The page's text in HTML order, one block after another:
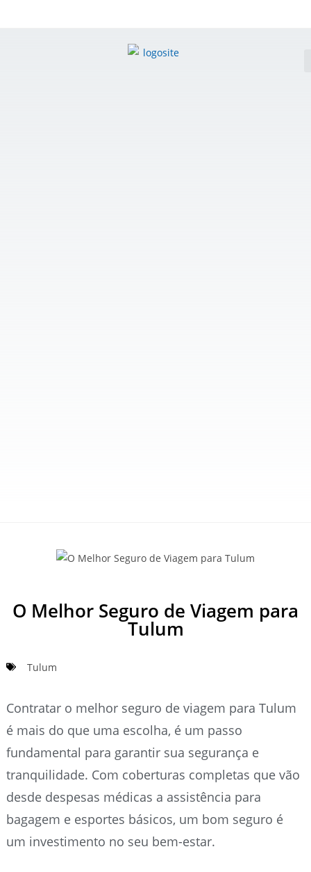
O Melhor Seguro de Viagem para
Tulum
Tulum
Contratar o melhor seguro de viagem para Tulum
é mais do que uma escolha, é um passo
fundamental para garantir sua segurança e
tranquilidade. Com coberturas completas que vão
desde despesas médicas a assistência para
bagagem e esportes básicos, um bom seguro é
um investimento no seu bem-estar.